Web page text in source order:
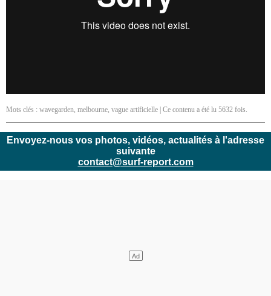
Mots clés : wavegarden, melbourne, vague artificielle | Ce contenu a été lu 5632 fois.
Envoyez-nous vos photos, vidéos, actualités à l'adresse
suivante
contact@surf-report.com